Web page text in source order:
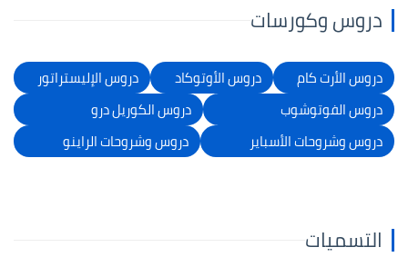
دروس وكورسات
دروس الأرت كام دروس الأوتوكاد
دروس الإليستراتور
دروس الفوتوشوب
دروس الكوريل درو
دروس وشروحات الأسباير
دروس وشروحات الراينو
التسميات